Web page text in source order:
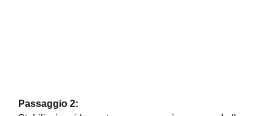
Passaggio 2: